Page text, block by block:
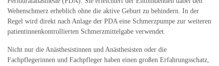
Wehenschmerz erheblich ohne die aktive Geburt zu behindern. In der
Regel wird direkt nach Anlage der PDA eine Schmerzpumpe zur weiteren
patientinnenkontrollierten Schmerzmittelgabe verwendet.
Nicht nur die Anästhesistinnen und Anästhesisten oder die
Fachpflegerinnen und Fachpfleger haben einen großen Erfahrungsschatz,